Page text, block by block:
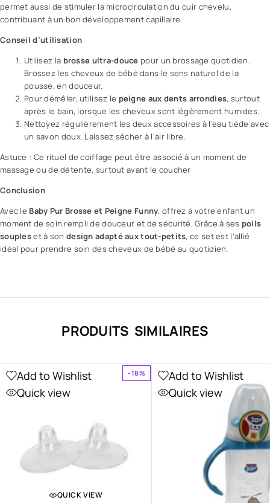
permet aussi de stimuler la microcirculation du cuir chevelu,
contribuant à un bon développement capillaire.
Conseil d’utilisation
Utilisez la brosse ultra-douce pour un brossage quotidien.
Brossez les cheveux de bébé dans le sens naturel de la
pousse, en douceur.
Pour démêler, utilisez le peigne aux dents arrondies, surtout
après le bain, lorsque les cheveux sont légèrement humides.
Nettoyez régulièrement les deux accessoires à l’eau tiède avec
un savon doux. Laissez sécher à l’air libre.
Astuce : Ce rituel de coiffage peut être associé à un moment de
massage ou de détente, surtout avant le coucher
Conclusion
Avec le Baby Pur Brosse et Peigne Funny, offrez à votre enfant un
moment de soin rempli de douceur et de sécurité. Grâce à ses poils
soupleset à son design adapté aux tout-petits, ce set est l’allié
idéal pour prendre soin des cheveux de bébé au quotidien.
PRODUITS SIMILAIRES
-18%
Add to Wishlist
Quick view
QUICK VIEW
Add to Wishlist
Quick view